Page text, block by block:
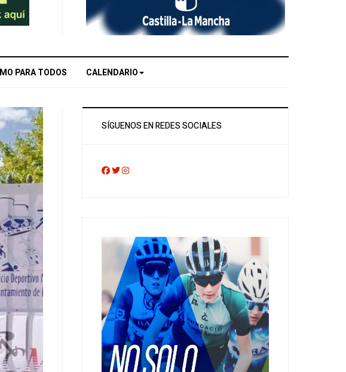
PARA TODOS CALENDARIO
SÍGUENOS EN REDES SOCIALES